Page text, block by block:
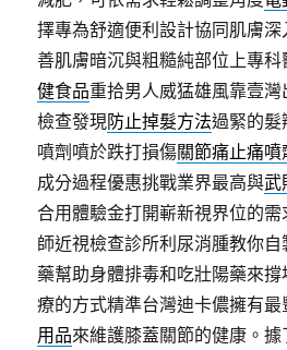
擇專為舒適便利設計協同肌膚深
善肌膚暗沉與粗糙純部位上專
健食品重拾男人威猛雄風靠壹
檢查發現防止掉髮方法過緊的髮
噴劑噴於跌打損傷關節痛止痛噴
成分過程優惠挑戰業界最高與武
合用體驗金打開嶄新視界位的需
師近視檢查診所利尿消腫教你自
藥幫助身體排毒和吃壯陽藥來
療的方式精準台灣迪卡儂擁有
用品來維護膝蓋關節的健康。